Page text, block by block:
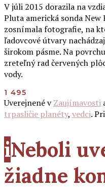
V júli 2015 dorazila na
Pluta americká sonda New
zosnímala fotografie, na
ľadovcové útvary
širokom pásme. Na
zreteľný rad červených
vody.
1 495
Uverejnené vZaujímavosti
trpasličie planéty, vedci.
iNeboli
žiadne